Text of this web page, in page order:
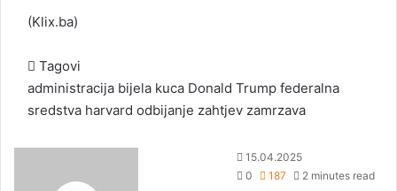
(Klix.ba)
Tagovi
administracija bijela kuca Donald Trump federalna
sredstva harvard odbijanje zahtjev zamrzava
15.04.2025
0
187 2 minutes read